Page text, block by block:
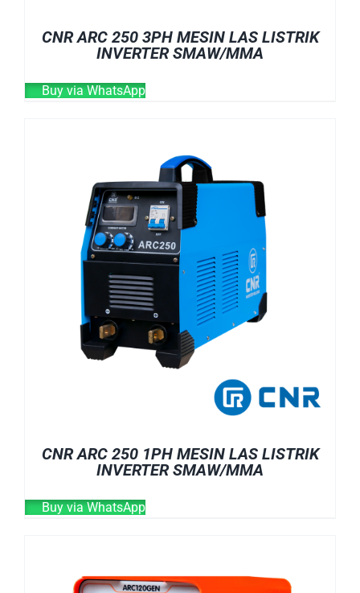
CNR ARC 250 3PH MESIN LAS LISTRIK
INVERTER SMAW/MMA
Buy via WhatsApp
CNR ARC 250 1PH MESIN LAS LISTRIK
INVERTER SMAW/MMA
Buy via WhatsApp